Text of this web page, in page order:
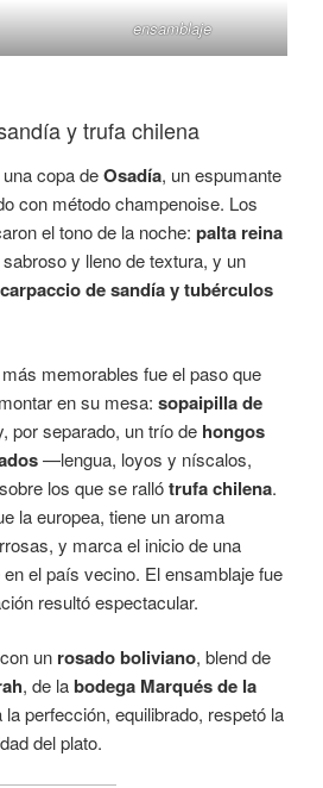
ensamblaje
y trufa chilena
copa deOsadía, un espumante
con método champenoise. Los
el tono de la noche: palta reina
sabroso y lleno de textura, y un
de sandía y tubérculos
memorables fue el paso que
en su mesa: sopaipilla de
por separado, un trío de hongos
—lengua, loyos y níscalos,
los que se rallótrufa chilena.
la europea, tiene un aroma
y marca el inicio de una
el país vecino. El ensamblaje fue
resultó espectacular.
un rosado boliviano, blend de
, de labodega Marqués de la
perfección, equilibrado, respetó la
del plato.